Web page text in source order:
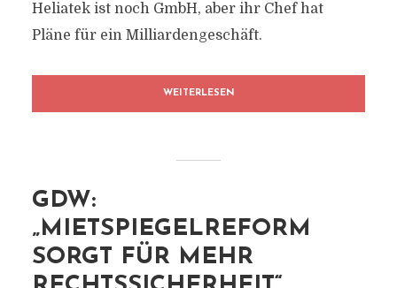
Heliatek ist noch GmbH, aber ihr Chef hat
Pläne für ein Milliardengeschäft.
WEITERLESEN
GDW:
„MIETSPIEGELREFORM
SORGT FÜR MEHR